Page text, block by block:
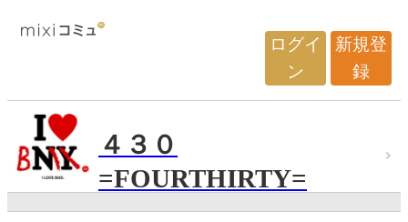
ログイ
ン
新規登
録
４３０
=FOURTHIRTY=